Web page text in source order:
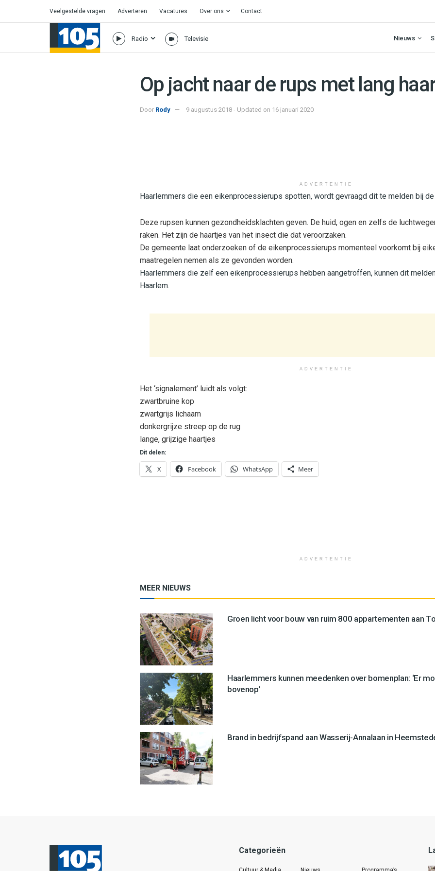
Veelgestelde vragen Adverteren Vacatures Over ons Contact
Radio Televisie Nieuws
Op jacht naar de rups met lang
Door Rody 9 augustus 2018 - Updated on 16 januari 2020
ADVERTENTIE
Haarlemmers die een eikenprocessierups spotten, wordt gevraagd dit te melden bij
Deze rupsen kunnen gezondheidsklachten geven. De huid, ogen en zelfs de
raken. Het zijn de haartjes van het insect die dat veroorzaken.
De gemeente laat onderzoeken of de eikenprocessierups momenteel voorkomt bij
maatregelen nemen als ze gevonden worden.
Haarlemmers die zelf een eikenprocessierups hebben aangetroffen, kunnen dit
Haarlem.
ADVERTENTIE
Het ‘signalement’ luidt als volgt:
zwartbruine kop
zwartgrijs lichaam
donkergrijze streep op de rug
lange, grijzige haartjes
Dit delen:
X Facebook WhatsApp Meer
ADVERTENTIE
MEER NIEUWS
Groen licht voor bouw van ruim 800 appartementen aan
Haarlemmers kunnen meedenken over bomenplan: ‘Er
bovenop’
Brand in bedrijfspand aan Wasserij-Annalaan in
Categorieën